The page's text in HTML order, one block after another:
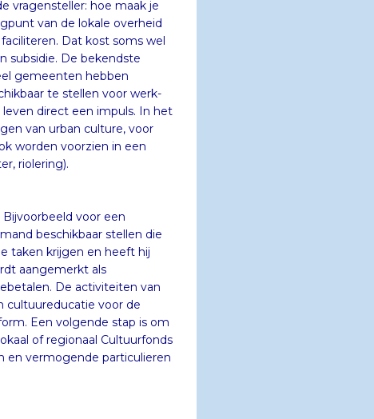
vragensteller: hoe maak je
van de lokale overheid
Dat kost soms wel
subsidie. De bekendste
Veel gemeenten hebben
te stellen voor werk-
direct een impuls. In het
van urban culture, voor
worden voorzien in een
riolering).
voor een
stellen die
krijgen en heeft hij
aangemerkt als
De activiteiten van
voor de
volgende stap is om
regionaal Cultuurfonds
particulieren